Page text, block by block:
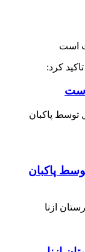
کرد:
است
پاکبان